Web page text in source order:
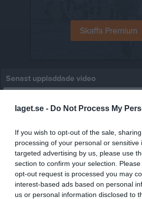
laget.se - Do Not Process My
If you wish to opt-out of the sale,
processing of your personal or sensitive
targeted advertising by us, please use
section to confirm your selection.
opt-out request is processed you may
interest-based ads based on personal
us or personal information disclosed to
Senast uppladdade video
Ingen video uppladdad
Logga in och ladda upp ert första klipp
Senast uppdaterade album